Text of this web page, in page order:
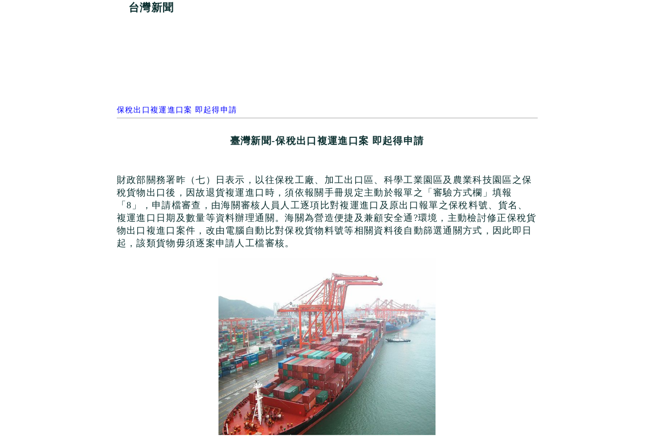
台灣新聞
保稅出口複運進口案 即起得申請
臺灣新聞-保稅出口複運進口案 即起得申請
財政部關務署昨（七）日表示，以往保稅工廠、加工出口區、科學工業園區及農業科技園區之保
稅貨物出口後，因故退貨複運進口時，須依報關手冊規定主動於報單之「審驗方式欄」填報
「 8 」，申請檔審查，由海關審核人員人工逐項比對複運進口及原出口報單之保稅料號、貨名、
複運進口日期及數量等資料辦理通關。海關為營造便捷及兼顧安全通?環境，主動檢討修正保稅貨
物出口複進口案件，改由電腦自動比對保稅貨物料號等相關資料後自動篩選通關方式，因此即日
起，該類貨物毋須逐案申請人工檔審核。